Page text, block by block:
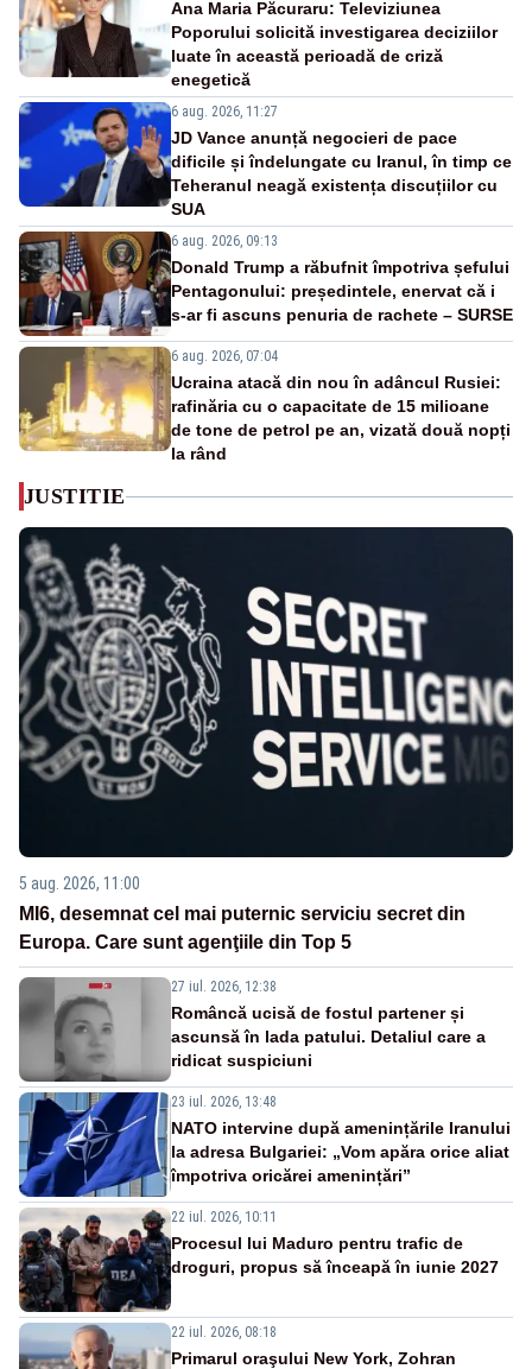
Ana Maria Păcuraru: Televiziunea
Poporului solicită investigarea deciziilor
luate în această perioadă de criză
enegetică
6 aug. 2026, 11:27
JD Vance anunță negocieri de pace
dificile și îndelungate cu Iranul, în timp ce
Teheranul neagă existența discuțiilor cu
SUA
6 aug. 2026, 09:13
Donald Trump a răbufnit împotriva șefului
Pentagonului: președintele, enervat că i
s-ar fi ascuns penuria de rachete – SURSE
6 aug. 2026, 07:04
Ucraina atacă din nou în adâncul Rusiei:
rafinăria cu o capacitate de 15 milioane
de tone de petrol pe an, vizată două nopți
la rând
JUSTITIE
5 aug. 2026, 11:00
MI6, desemnat cel mai puternic serviciu secret din
Europa. Care sunt agenţiile din Top 5
27 iul. 2026, 12:38
Româncă ucisă de fostul partener și
ascunsă în lada patului. Detaliul care a
ridicat suspiciuni
23 iul. 2026, 13:48
NATO intervine după amenințările Iranului
la adresa Bulgariei: „Vom apăra orice aliat
împotriva oricărei amenințări”
22 iul. 2026, 10:11
Procesul lui Maduro pentru trafic de
droguri, propus să înceapă în iunie 2027
22 iul. 2026, 08:18
Primarul oraşului New York, Zohran